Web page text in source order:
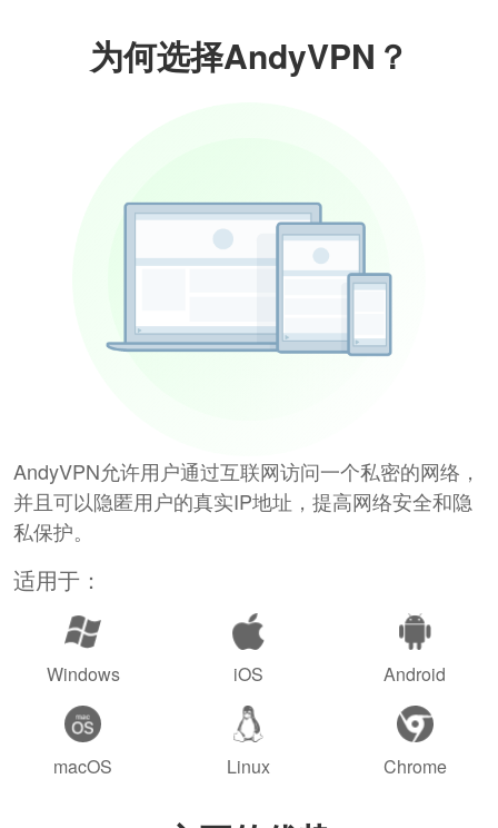
为何选择AndyVPN？
AndyVPN允许用户通过互联网访问一个私密的网络，
并且可以隐匿用户的真实IP地址，提高网络安全和隐
私保护。
适用于：
Windows iOS Android
macOS Linux Chrome